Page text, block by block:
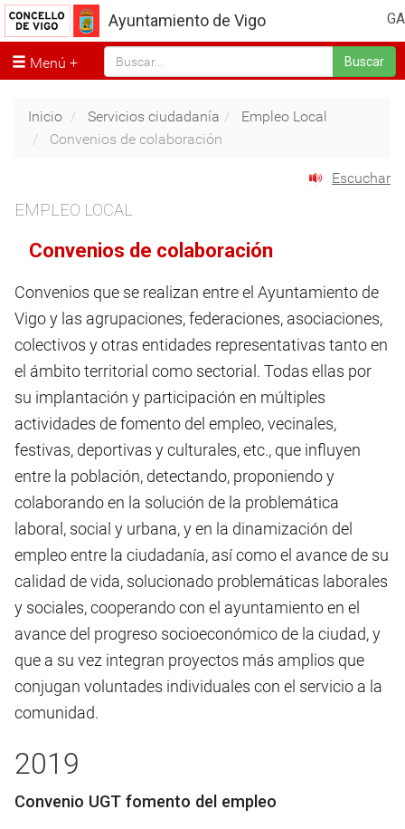
GA
Ayuntamiento de Vigo
Menú Buscar
Inicio Servicios ciudadanía
Empleo Local
Convenios de colaboración
Escuchar
EMPLEO LOCAL
Convenios de colaboración
Convenios que se realizan entre el Ayuntamiento de
Vigo y las agrupaciones, federaciones, asociaciones,
colectivos y otras entidades representativas tanto en
el ámbito territorial como sectorial. Todas ellas por
su implantación y participación en múltiples
actividades de fomento del empleo, vecinales,
festivas, deportivas y culturales, etc., que influyen
entre la población, detectando, proponiendo y
colaborando en la solución de la problemática
laboral, social y urbana, y en la dinamización del
empleo entre la ciudadanía, así como el avance de su
calidad de vida, solucionado problemáticas laborales
y sociales, cooperando con el ayuntamiento en el
avance del progreso socioeconómico de la ciudad, y
que a su vez integran proyectos más amplios que
conjugan voluntades individuales con el servicio a la
comunidad.
2019
Convenio UGT fomento del empleo